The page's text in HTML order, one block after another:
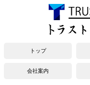
トップ
会社案内